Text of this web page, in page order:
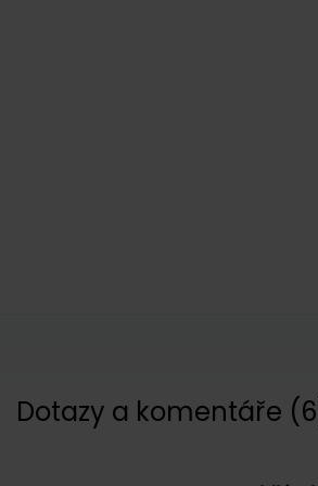
Dotazy a komentáře (6